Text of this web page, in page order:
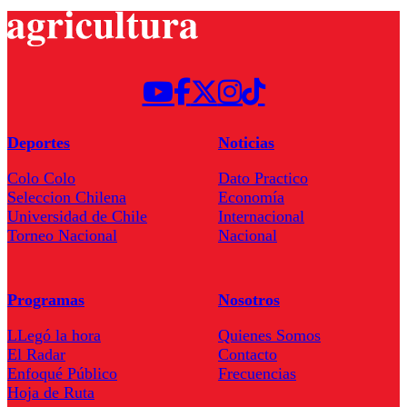
Deportes
Colo Colo
Seleccion Chilena
Universidad de Chile
Torneo Nacional
Noticias
Dato Practico
Economía
Internacional
Nacional
Programas
LLegó la hora
El Radar
Enfoqué Público
Hoja de Ruta
Nosotros
Quienes Somos
Contacto
Frecuencias